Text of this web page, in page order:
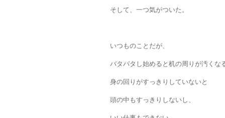
そして、一つ気がついた。
いつものことだが、
バタバタし始めると机の周りが汚くな
身の回りがすっきりしていないと
頭の中もすっきりしないし、